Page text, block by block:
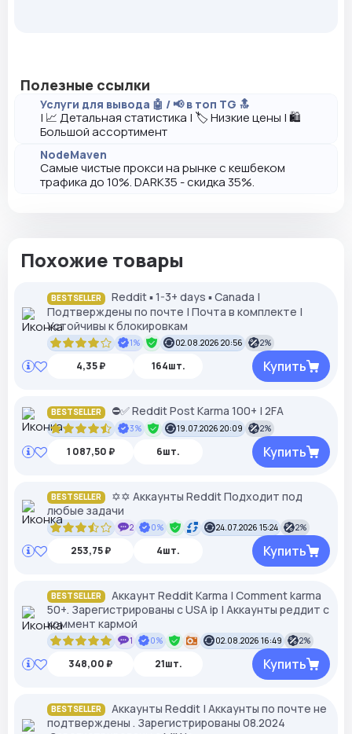
Полезные ссылки
Услуги для вывода 🤖 / 📢 в топ TG 🔝
| 📈 Детальная статистика | 🏷️ Низкие цены | 🛍️
Большой ассортимент
NodeMaven
Самые чистые прокси на рынке с кешбеком
трафика до 10%. DARK35 - скидка 35%.
Похожие товары
BESTSELLER
Reddit ▪︎ 1-3+ days ▪︎ Canada |
Подтверждены по почте | Почта в комплекте |
Устойчивы к блокировкам
1% 02.08.2026 20:56 2%
4,35 ₽ 164шт. Купить
BESTSELLER ⛔️✅ Reddit Post Karma 100+ | 2FA
3% 19.07.2026 20:09 2%
1 087,50 ₽ 6шт. Купить
BESTSELLER
✡✡ Аккаунты Reddit Подходит под
любые задачи
2 0% 24.07.2026 15:24 2%
253,75 ₽ 4шт. Купить
BESTSELLER
Аккаунт Reddit Karma | Comment karma
50+. Зарегистрированы с USA ip | Аккаунты реддит с
коммент кармой
1 0% 02.08.2026 16:49 2%
348,00 ₽ 21шт. Купить
BESTSELLER
Аккаунты Reddit | Аккаунты по почте не
подтверждены . Зарегистрированы 08.2024